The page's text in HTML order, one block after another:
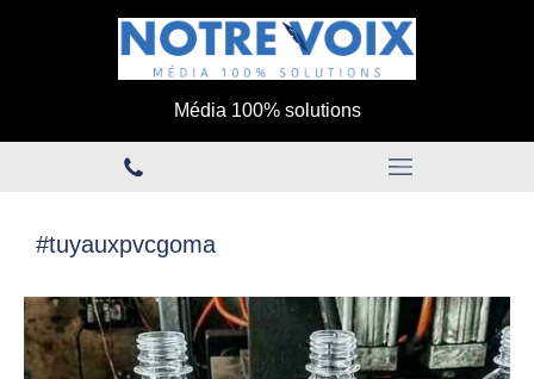
Média 100% solutions
#tuyauxpvcgoma